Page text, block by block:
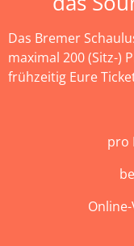
Das Bremer
maximal 200 (Sitz-)
frühzeitig Eure
pro